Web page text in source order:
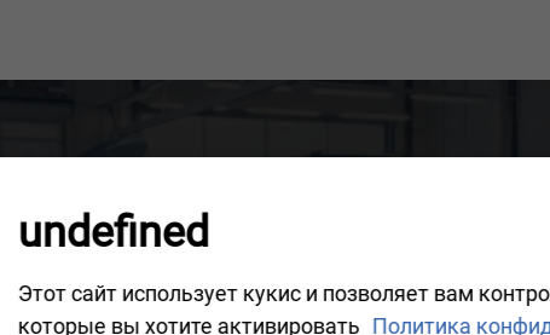
МЫ
из наших компетентных сотрудников свяжется
решить ваш вопрос.
undefined
Этот сайт использует кукис и позволяет вам
которые вы хотите активировать Политика